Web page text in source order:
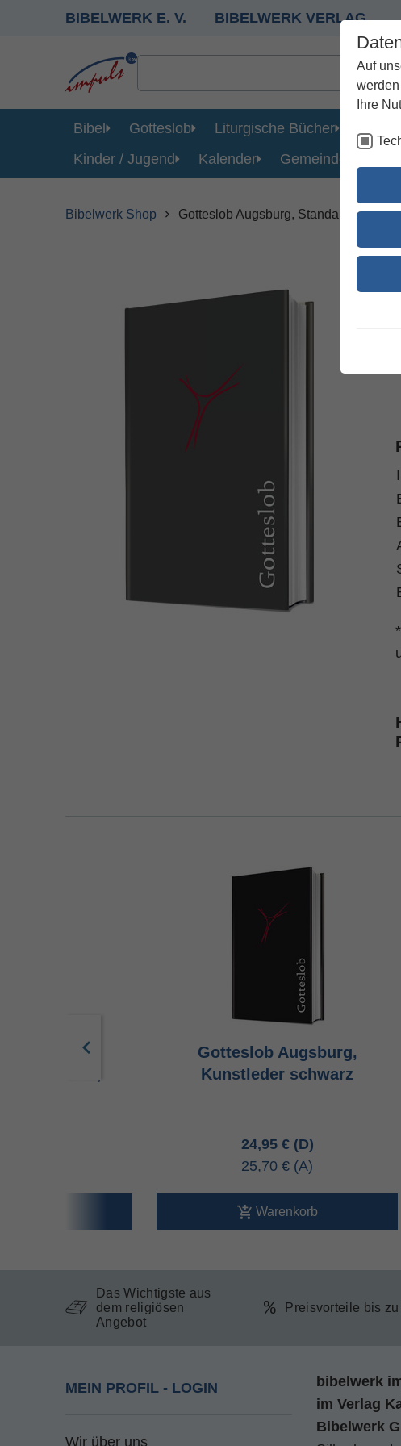
Auf
Ihre
BIBELWERK E. V. BIBELWERK VERLAG
Bibel Gotteslob Liturgische Bücher
Kinder / Jugend
Kalender Gemeinde
Bibelwerk Shop Gotteslob Augsburg, Standard
Augsburg,
Gotteslob Augsburg,
Kunstleder schwarz
24,95 €
25,70 €
Warenkorb
Das Wichtigste aus
dem religiösen
Angebot
Preisvorteile bis
MEIN PROFIL - LOGIN
Wir über uns
bibelwerk
im Verlag
Bibelwerk